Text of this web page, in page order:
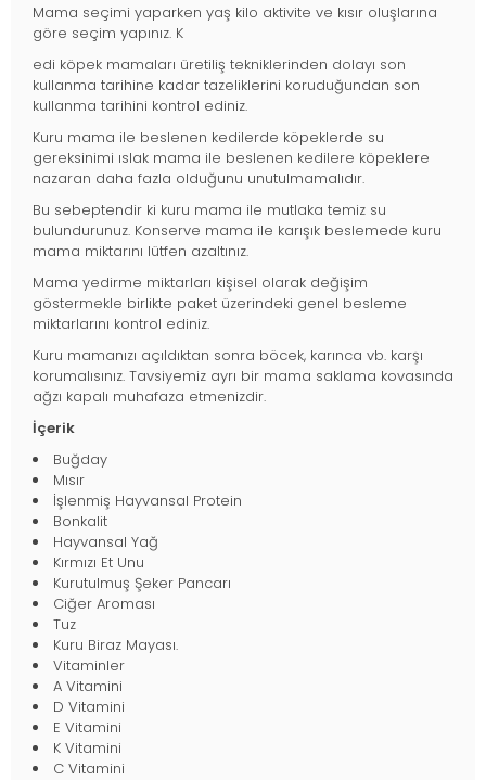
Mama seçimi yaparken yaş kilo aktivite ve kısır oluşlarına
göre seçim yapınız. K
edi köpek mamaları üretiliş tekniklerinden dolayı son
kullanma tarihine kadar tazeliklerini koruduğundan son
kullanma tarihini kontrol ediniz.
Kuru mama ile beslenen kedilerde köpeklerde su
gereksinimi ıslak mama ile beslenen kedilere köpeklere
nazaran daha fazla olduğunu unutulmamalıdır.
Bu sebeptendir ki kuru mama ile mutlaka temiz su
bulundurunuz. Konserve mama ile karışık beslemede kuru
mama miktarını lütfen azaltınız.
Mama yedirme miktarları kişisel olarak değişim
göstermekle birlikte paket üzerindeki genel besleme
miktarlarını kontrol ediniz.
Kuru mamanızı açıldıktan sonra böcek, karınca vb. karşı
korumalısınız. Tavsiyemiz ayrı bir mama saklama kovasında
ağzı kapalı muhafaza etmenizdir.
İçerik
Buğday
Mısır
İşlenmiş Hayvansal Protein
Bonkalit
Hayvansal Yağ
Kırmızı Et Unu
Kurutulmuş Şeker Pancarı
Ciğer Aroması
Tuz
Kuru Biraz Mayası.
Vitaminler
A Vitamini
D Vitamini
E Vitamini
K Vitamini
C Vitamini